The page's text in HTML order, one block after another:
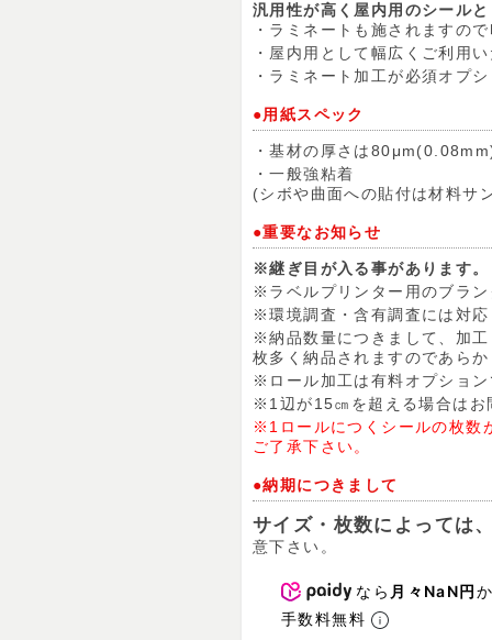
汎用性が高く屋内用のシール
・ラミネートも施されますの
・屋内用として幅広くご利用
・ラミネート加工が必須オプ
●用紙スペック
・基材の厚さは
・一般強粘着
(シボや曲面への貼付は材料サ
●重要なお知らせ
※継ぎ目が入る事があります。
※ラベルプリンター用のブラ
※環境調査・含有調査には対
※納品数量につきまして、加
枚多く納品されますのであら
※ロール加工は有料オプショ
※1辺が15㎝を超える場合はお
※1ロールにつくシールの枚数
ご了承下さい。
●納期につきまして
サイズ・枚数によっては
意下さい。
なら 月々NaN円
手数料無料